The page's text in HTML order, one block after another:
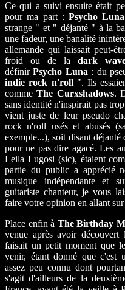
Ce qui a suivi ensuite était
pour ma part : Psycho Luna
strange " et " déjanté " à la
une fadeur, une banalité
allemande qui laissait peut-
froid ou de ladark
définirPsycho Luna : du
indie rock n'roll". Ils
commeThe Curxshadows.
sans identité n'inspirait pas
vient juste de leur pseudo
rock n'roll usés et abusés
exemple...), soit disant
pour ne pas dire agacé. Les
Leila Lugosi (sic), étaient
partie du public a apprécié
musique indépendante et
guitariste chanteur, je vous
faire votre opinion en allant
Place enfin à The Birthday
venue après avoir découvert
faisait un petit moment que
venir, étant donné que c'est
assez peu connu dont
s'agit d'ailleurs de la